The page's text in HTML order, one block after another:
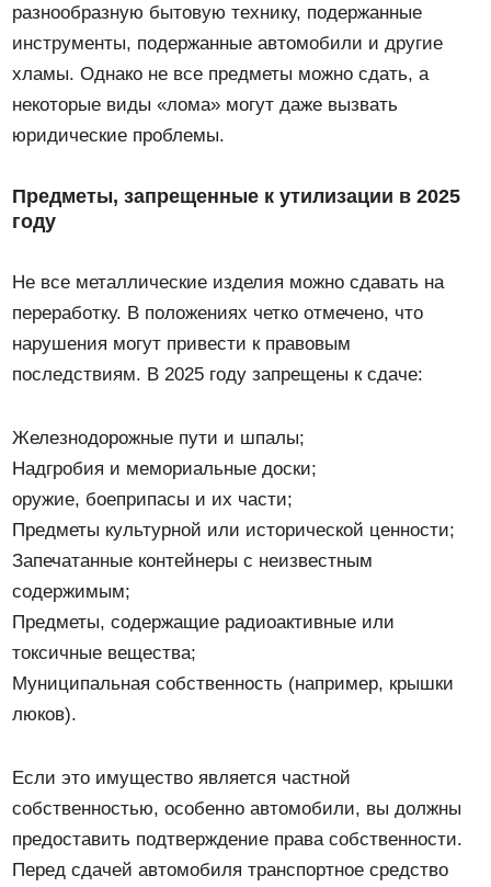
разнообразную бытовую технику, подержанные
инструменты, подержанные автомобили и другие
хламы. Однако не все предметы можно сдать, а
некоторые виды «лома» могут даже вызвать
юридические проблемы.
Предметы, запрещенные к утилизации в 2025
году
Не все металлические изделия можно сдавать на
переработку. В положениях четко отмечено, что
нарушения могут привести к правовым
последствиям. В 2025 году запрещены к сдаче:
Железнодорожные пути и шпалы;
Надгробия и мемориальные доски;
оружие, боеприпасы и их части;
Предметы культурной или исторической ценности;
Запечатанные контейнеры с неизвестным
содержимым;
Предметы, содержащие радиоактивные или
токсичные вещества;
Муниципальная собственность (например, крышки
люков).
Если это имущество является частной
собственностью, особенно автомобили, вы должны
предоставить подтверждение права собственности.
Перед сдачей автомобиля транспортное средство